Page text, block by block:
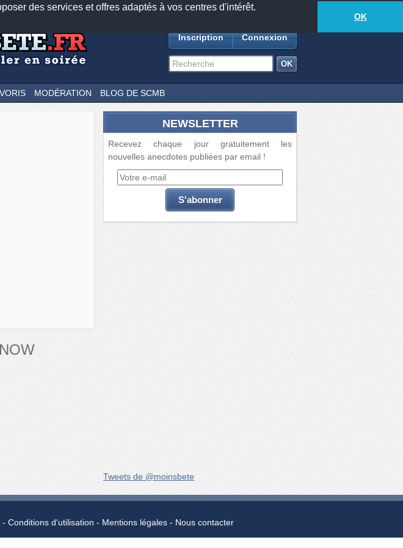
des services et offres adaptés à vos centres d'intérêt.
OK
Newsletter Facebook
TwitterFeeds18881anecdotes-256lecteurs connectés
Inscription Connexion
MODÉRATION BLOG DE SCMB
NEWSLETTER
Recevez chaque jour gratuitement les
nouvelles anecdotes publiées par email !
Tweets de @moinsbete
Conditions d'utilisation Mentions légales Nous contacter